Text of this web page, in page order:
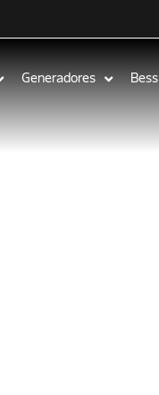
Generadores Bess